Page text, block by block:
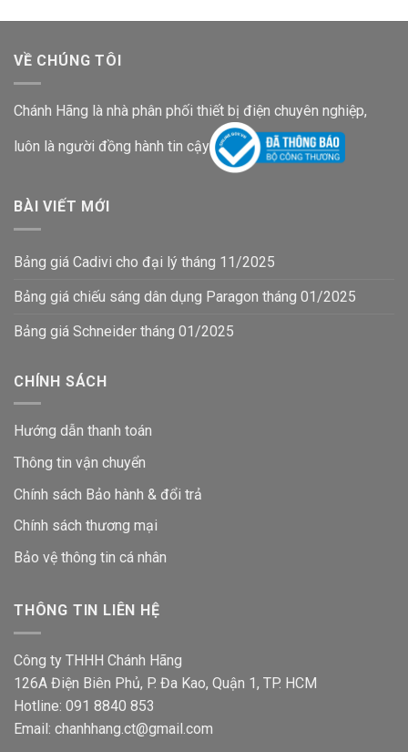
VỀ CHÚNG TÔI
Chánh Hãng là nhà phân phối thiết bị điện chuyên nghiệp,
luôn là người đồng hành tin cậy
BÀI VIẾT MỚI
Bảng giá Cadivi cho đại lý tháng 11/2025
Bảng giá chiếu sáng dân dụng Paragon tháng 01/2025
Bảng giá Schneider tháng 01/2025
CHÍNH SÁCH
Hướng dẫn thanh toán
Thông tin vận chuyển
Chính sách Bảo hành & đổi trả
Chính sách thương mại
Bảo vệ thông tin cá nhân
THÔNG TIN LIÊN HỆ
Công ty THHH Chánh Hãng
126A Điện Biên Phủ, P. Đa Kao, Quận 1, TP. HCM
Hotline: 091 8840 853
Email: chanhhang.ct@gmail.com